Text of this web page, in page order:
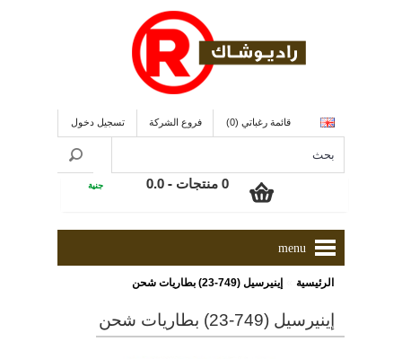
قائمة رغباتي (0) فروع الشركة تسجيل دخول
0 منتجات - 0.0 جنية
menu
الرئيسية إينيرسيل (749-23) بطاريات شحن
إينيرسيل (749-23) بطاريات شحن